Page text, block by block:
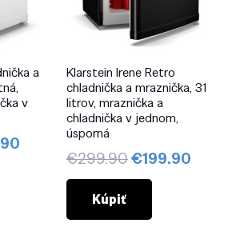
a
v
Aktuálna
Klarstein Irene Retro
chladnička a mraznička, 31
litrov, mraznička a
chladnička v jednom,
úsporná
€299.90Pôvodná
cena
€299.90.
€199.90
Kúpiť